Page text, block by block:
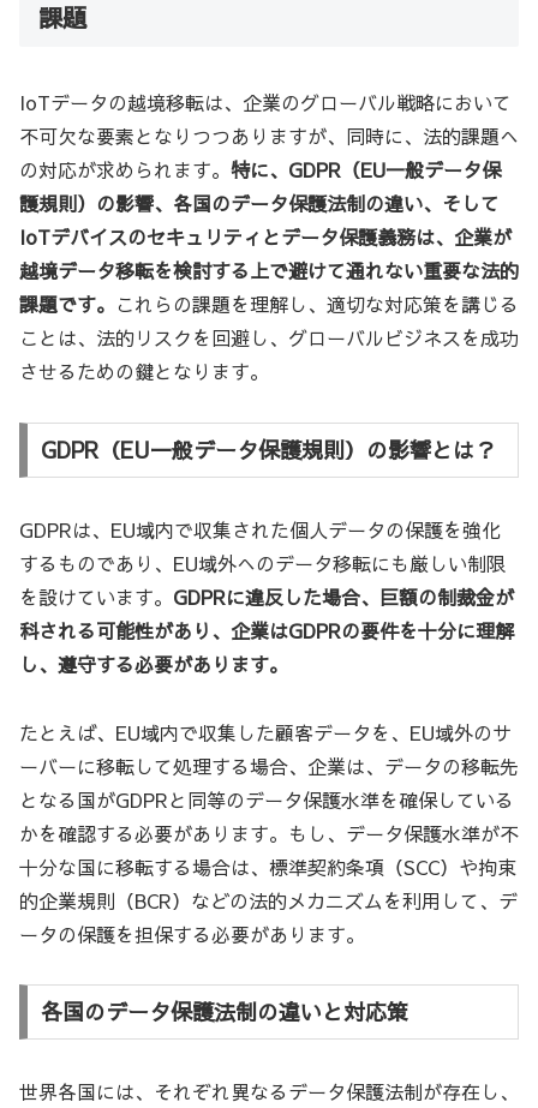
課題
IoTデータの越境移転は、企業のグローバル戦略において
不可欠な要素となりつつありますが、同時に、法的課題へ
の対応が求められます。 特に、GDPR（EU一般データ保
護規則）の影響、各国のデータ保護法制の違い、そして
IoTデバイスのセキュリティとデータ保護義務は、企業が
越境データ移転を検討する上で避けて通れない重要な法的
課題です。 これらの課題を理解し、適切な対応策を講じる
ことは、法的リスクを回避し、グローバルビジネスを成功
させるための鍵となります。
GDPR（EU一般データ保護規則）の影響とは？
GDPRは、EU域内で収集された個人データの保護を強化
するものであり、EU域外へのデータ移転にも厳しい制限
を設けています。 GDPRに違反した場合、巨額の制裁金が
科される可能性があり、企業はGDPRの要件を十分に理解
し、遵守する必要があります。
たとえば、EU域内で収集した顧客データを、EU域外のサ
ーバーに移転して処理する場合、企業は、データの移転先
となる国がGDPRと同等のデータ保護水準を確保している
かを確認する必要があります。もし、データ保護水準が不
十分な国に移転する場合は、標準契約条項（SCC）や拘束
的企業規則（BCR）などの法的メカニズムを利用して、デ
ータの保護を担保する必要があります。
各国のデータ保護法制の違いと対応策
世界各国には、それぞれ異なるデータ保護法制が存在し、